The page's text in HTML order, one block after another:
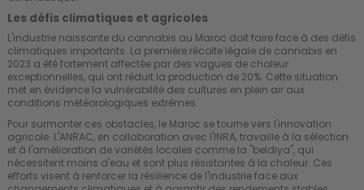
Les défis climatiques et agricoles
L'industrie naissante du cannabis au Maroc doit faire face à des défis
climatiques importants. La première récolte légale de cannabis en
2023 a été fortement affectée par des vagues de chaleur
exceptionnelles, qui ont réduit la production de 20%. Cette situation
met en évidence la vulnérabilité des cultures en plein air aux
conditions météorologiques extrêmes.
Pour surmonter ces obstacles, le Maroc se tourne vers l'innovation
agricole. L'ANRAC, en collaboration avec l'INRA, travaille à la sélection
et à l'amélioration de variétés locales comme la "beldiya", qui
nécessitent moins d'eau et sont plus résistantes à la chaleur. Ces
efforts visent à renforcer la résilience de l'industrie face aux